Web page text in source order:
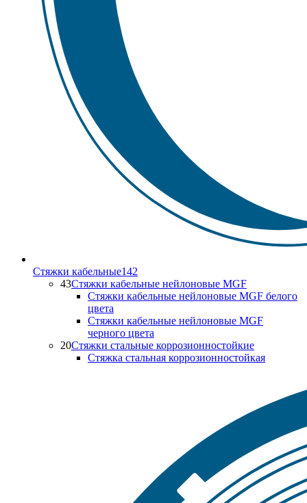
Стяжки кабельные142
43Стяжки кабельные нейлоновые MGF
Стяжки кабельные нейлоновые MGF белого
цвета
Стяжки кабельные нейлоновые MGF
черного цвета
20Стяжки стальные коррозионностойкие
Стяжка стальная коррозионностойкая